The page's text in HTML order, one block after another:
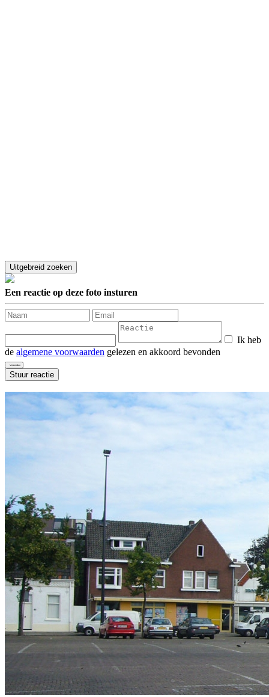
Een reactie op deze foto insturen
Ik heb
de algemene voorwaarden gelezen en akkoord bevonden